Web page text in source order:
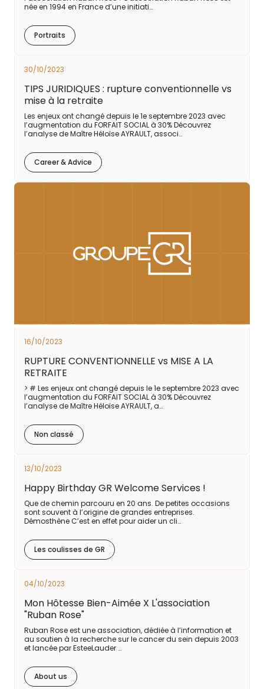
née en 1994 en France d’une initiati…
Portraits
30/10/2023
TIPS JURIDIQUES : rupture conventionnelle vs
mise à la retraite
Les enjeux ont changé depuis le 1e septembre 2023 avec
l’augmentation du FORFAIT SOCIAL à 30% Découvrez
l’analyse de Maître Héloïse AYRAULT, associ…
Career & Advice
16/10/2023
RUPTURE CONVENTIONNELLE vs MISE A LA
RETRAITE
> # Les enjeux ont changé depuis le 1e septembre 2023 avec
l’augmentation du FORFAIT SOCIAL à 30% Découvrez
l’analyse de Maître Héloïse AYRAULT, a…
Non classé
13/10/2023
Happy Birthday GR Welcome Services !
Que de chemin parcouru en 20 ans. De petites occasions
sont souvent à l’origine de grandes entreprises.
Démosthène C’est en effet pour aider un cli…
Les coulisses de GR
04/10/2023
Mon Hôtesse Bien-Aimée X L'association
"Ruban Rose"
Ruban Rose est une association, dédiée à l’information et
au soutien à la recherche sur le cancer du sein depuis 2003
et lancée par EsteeLauder …
About us